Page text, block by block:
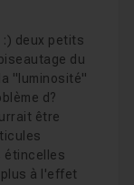
:) deux petits
du
"luminosité"
d?
être
étincelles
à l'effet